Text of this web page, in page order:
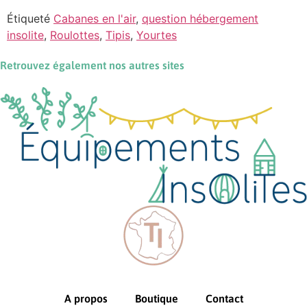
Étiqueté Cabanes en l'air, question hébergement
insolite, Roulottes, Tipis, Yourtes
Retrouvez également nos autres sites
A propos Boutique Contact